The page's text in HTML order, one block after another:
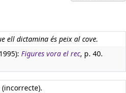
ell dictamina és peix al cove.
Figures vora el rec, p. 40.